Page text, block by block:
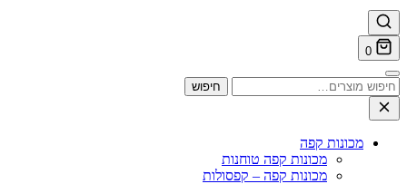
0
חיפוש
עבור:
חיפוש
מכונות קפה
מכונות קפה טוחנות
מכונות קפה – קפסולות